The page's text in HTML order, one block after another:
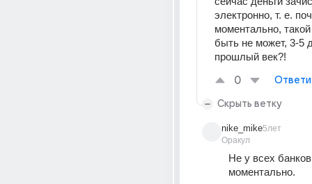
электронно, т. е.
моментально,
быть не может, 3-5
прошлый век?!
0
Скрыть ветку
nike_mike
Оракул
5лет
Не у всех банков
моментально.